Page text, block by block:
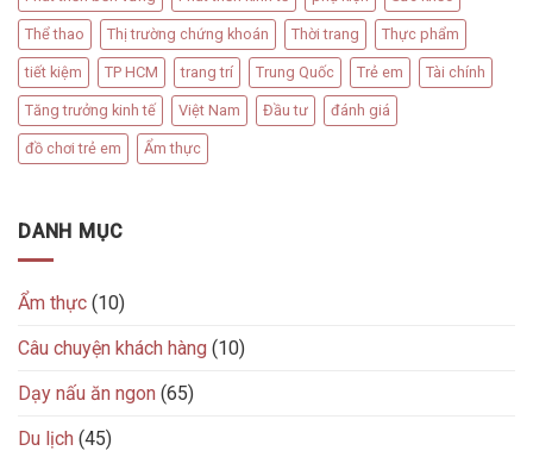
Thể thao Thị trường chứng khoán Thời trang Thực phẩm
tiết kiệm TP HCM trang trí Trung Quốc Trẻ em Tài chính
Tăng trưởng kinh tế Việt Nam Đầu tư đánh giá
đồ chơi trẻ em Ẩm thực
DANH MỤC
Ẩm thực (10)
Câu chuyện khách hàng (10)
Dạy nấu ăn ngon (65)
Du lịch (45)